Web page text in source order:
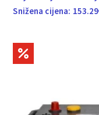
Snižena cijena: 153.29